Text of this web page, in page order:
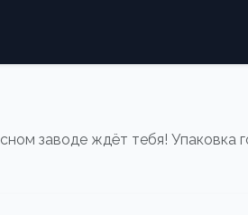
заводе ждёт тебя!